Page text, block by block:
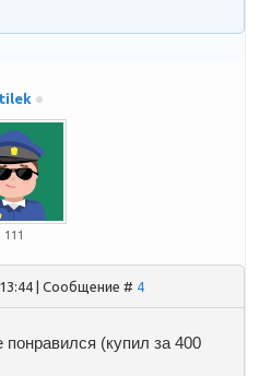
111
| Сообщение # 4
(купил за 400